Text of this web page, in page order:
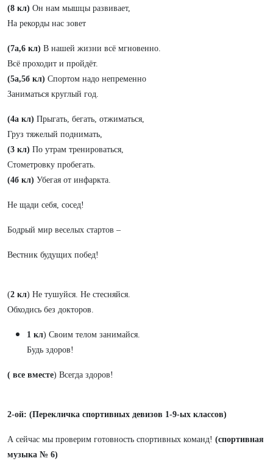
(8 кл) Он нам мышцы развивает,
На рекорды нас зовет
(7а,6 кл) В нашей жизни всё мгновенно.
Всё проходит и пройдёт.
(5а,5б кл) Спортом надо непременно
Заниматься круглый год.
(4а кл) Прыгать, бегать, отжиматься,
Груз тяжелый поднимать,
(3 кл) По утрам тренироваться,
Стометровку пробегать.
(4б кл) Убегая от инфаркта.
Не щади себя, сосед!
Бодрый мир веселых стартов –
Вестник будущих побед!
(2 кл) Не тушуйся. Не стесняйся.
Обходись без докторов.
1 кл) Своим телом занимайся.
Будь здоров!
( все вместе) Всегда здоров!
2-ой: (Перекличка спортивных девизов 1-9-ых классов)
А сейчас мы проверим готовность спортивных команд! (спортивная
музыка № 6)